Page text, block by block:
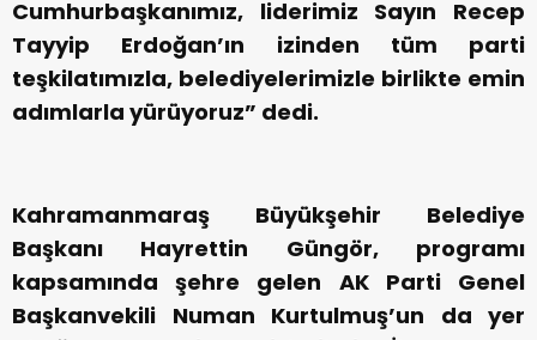
Cumhurbaşkanımız, liderimiz Sayın Recep
Tayyip Erdoğan’ın izinden tüm parti
teşkilatımızla, belediyelerimizle birlikte emin
adımlarla yürüyoruz” dedi.
Kahramanmaraş Büyükşehir Belediye
Başkanı Hayrettin Güngör, programı
kapsamında şehre gelen AK Parti Genel
Başkanvekili Numan Kurtulmuş’un da yer